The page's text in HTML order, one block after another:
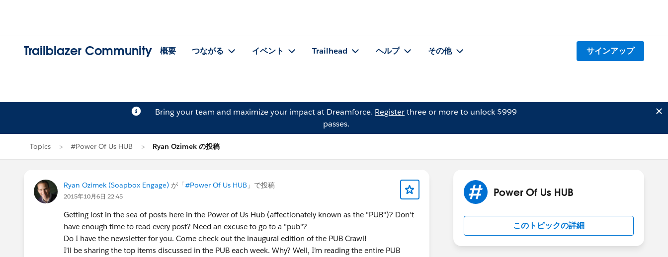
Trailblazer Community 概要 つながる イベント Trailhead ヘルプ その他 サインアップ
Bring your team and maximize your impact at Dreamforce. Registerthree or more to unlock $999
passes.
Topics #Power Of Us HUB Ryan Ozimek の投稿
Ryan Ozimek (Soapbox Engage) が「#Power Of Us HUB 」で投稿
2015年10月6日 22:45
Getting lost in the sea of posts here in the Power of Us Hub (affectionately known as the "PUB")? Don't
have enough time to read every post? Need an excuse to go to a "pub"?
Do I have the newsletter for you. Come check out the inaugural edition of the PUB Crawl!
I’ll be sharing the top items discussed in the PUB each week. Why? Well, I’m reading the entire PUB
Power Of Us HUB
このトピックの詳細